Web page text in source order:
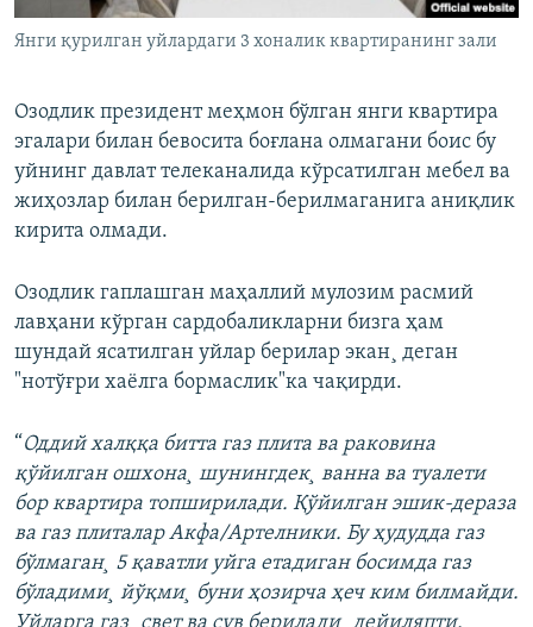
Янги қурилган уйлардаги 3 хоналик квартиранинг зали
Озодлик президент меҳмон бўлган янги квартира
эгалари билан бевосита боғлана олмагани боис бу
уйнинг давлат телеканалида кўрсатилган мебел ва
жиҳозлар билан берилган-берилмаганига аниқлик
кирита олмади.
Озодлик гаплашган маҳаллий мулозим расмий
лавҳани кўрган сардобаликларни бизга ҳам
шундай ясатилган уйлар берилар экан¸ деган
"нотўғри хаëлга бормаслик"ка чақирди.
“Оддий халққа битта газ плита ва раковина
қўйилган ошхона¸ шунингдек¸ ванна ва туалети
бор квартира топширилади. Қўйилган эшик-дераза
ва газ плиталар Акфа/Артелники. Бу ҳудудда газ
бўлмаган¸ 5 қаватли уйга етадиган босимда газ
бўладими¸ йўқми¸ буни ҳозирча ҳеч ким билмайди.
Уйларга газ¸ свет ва сув берилади¸ дейиляпти.